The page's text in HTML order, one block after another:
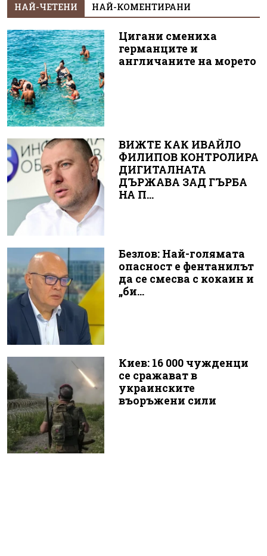
НАЙ-ЧЕТЕНИ НАЙ-КОМЕНТИРАНИ
Цигани смениха
германците и
англичаните на морето
ВИЖТЕ КАК ИВАЙЛО
ФИЛИПОВ КОНТРОЛИРА
ДИГИТАЛНАТА
ДЪРЖАВА ЗАД ГЪРБА
НА П...
Безлов: Най-голямата
опасност е фентанилът
да се смесва с кокаин и
„би...
Киев: 16 000 чужденци
се сражават в
украинските
въоръжени сили